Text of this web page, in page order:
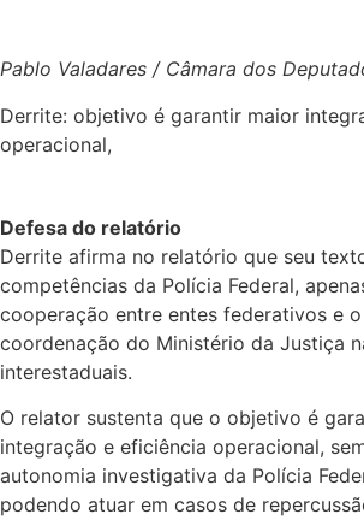
Pablo Valadares / Câmara dos
Derrite: objetivo é garantir maior
operacional,
Defesa do relatório
Derrite afirma no relatório que seu
competências da Polícia Federal,
cooperação entre entes federativos e
coordenação do Ministério da Justiça
interestaduais.
O relator sustenta que o objetivo é
integração e eficiência operacional,
autonomia investigativa da Polícia
podendo atuar em casos de